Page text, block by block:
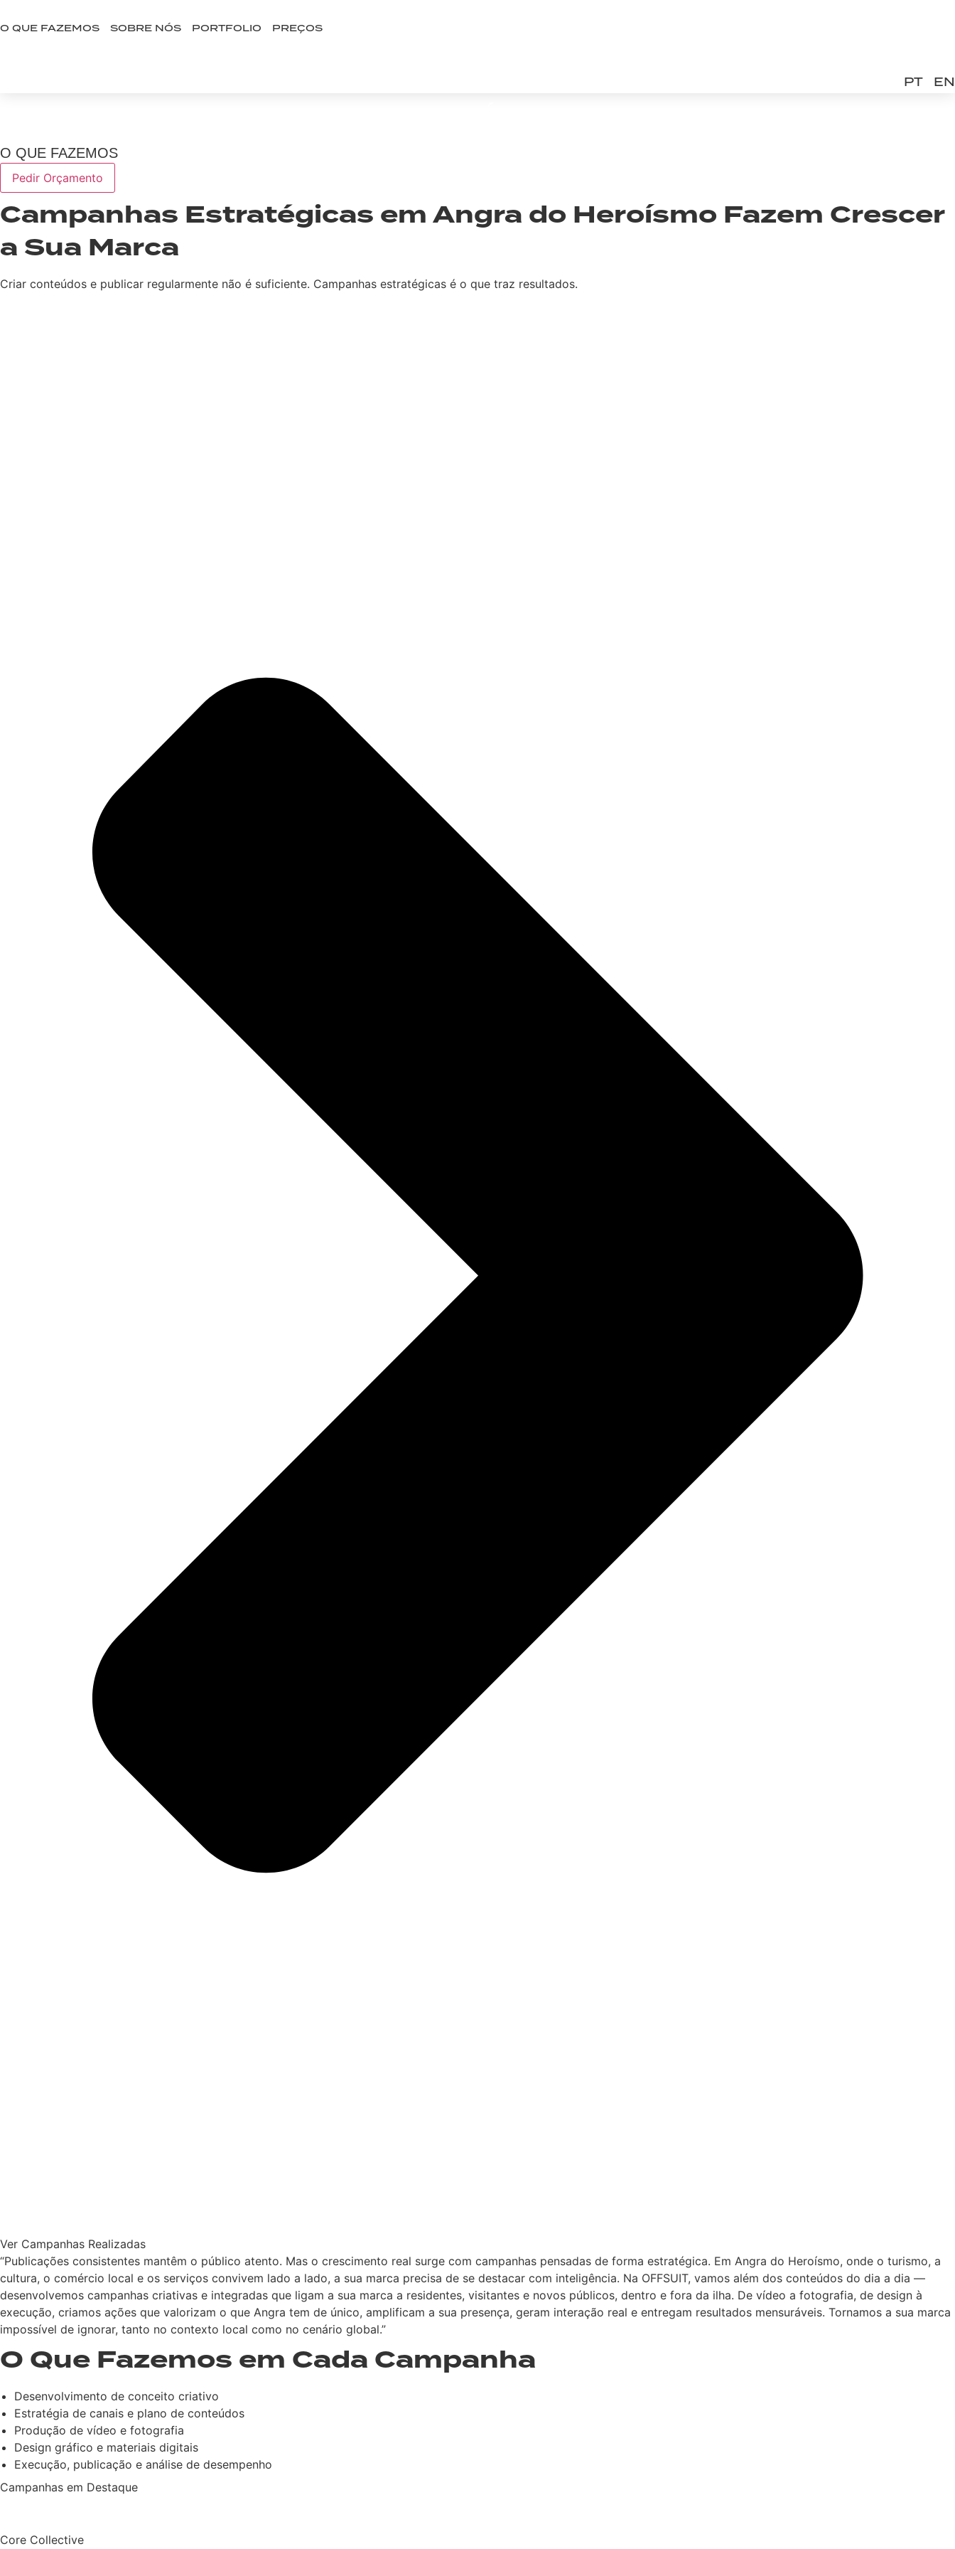
para
O QUE FAZEMOS SOBRE NÓS PORTFOLIO PREÇOS
PT EN
O QUE FAZEMOS
Pedir Orçamento
Campanhas Estratégicas em Angra do Heroísmo Fazem Crescer
a Sua Marca
Criar conteúdos e publicar regularmente não é suficiente. Campanhas estratégicas é o que traz resultados.
Ver Campanhas Realizadas
“Publicações consistentes mantêm o público atento. Mas o crescimento real surge com campanhas pensadas de forma estratégica. Em Angra do Heroísmo, onde o turismo, a
cultura, o comércio local e os serviços convivem lado a lado, a sua marca precisa de se destacar com inteligência. Na OFFSUIT, vamos além dos conteúdos do dia a dia —
desenvolvemos campanhas criativas e integradas que ligam a sua marca a residentes, visitantes e novos públicos, dentro e fora da ilha. De vídeo a fotografia, de design à
execução, criamos ações que valorizam o que Angra tem de único, amplificam a sua presença, geram interação real e entregam resultados mensuráveis. Tornamos a sua marca
impossível de ignorar, tanto no contexto local como no cenário global.”
O Que Fazemos em Cada Campanha
Desenvolvimento de conceito criativo
Estratégia de canais e plano de conteúdos
Produção de vídeo e fotografia
Design gráfico e materiais digitais
Execução, publicação e análise de desempenho
Campanhas em Destaque
Core Collective